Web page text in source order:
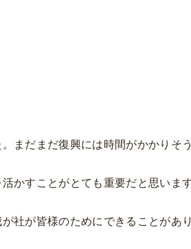
まだまだ復興には時間がかかりそ
かすことがとても重要だと思います
社が皆様のためにできることがあり